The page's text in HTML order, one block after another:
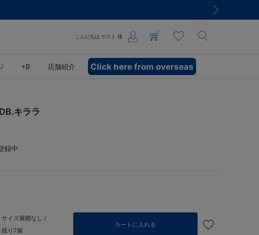
こんにちは ゲスト 様
+B 店舗紹介 Click here from overseas
キララ
録中
サイズ展開なし /
残り7個
カートに入れる